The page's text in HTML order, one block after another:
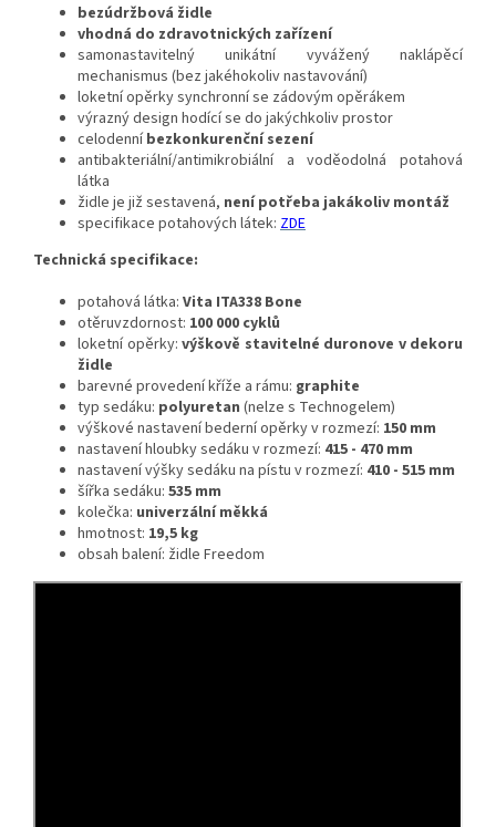
bezúdržbová židle
vhodná do zdravotnických zařízení
samonastavitelný unikátní vyvážený naklápěcí
mechanismus (bez jakéhokoliv nastavování)
loketní opěrky synchronní se zádovým opěrákem
výrazný design hodící se do jakýchkoliv prostor
celodenníbezkonkurenční sezení
antibakteriální/antimikrobiální a voděodolná potahová
látka
židle je již sestavená, není potřeba jakákoliv montáž
specifikace potahových látek: ZDE
Technická specifikace:
potahová látka: Vita ITA338 Bone
otěruvzdornost: 100 000 cyklů
loketní opěrky: výškově stavitelné duronove v dekoru
židle
barevné provedení kříže a rámu: graphite
typ sedáku: polyuretan (nelze s Technogelem)
výškové nastavení bederní opěrky v rozmezí: 150 mm
nastavení hloubky sedáku v rozmezí: 415 - 470 mm
nastavení výšky sedáku na pístu v rozmezí: 410 - 515 mm
šířka sedáku: 535 mm
kolečka: univerzální měkká
hmotnost: 19,5 kg
obsah balení: židle Freedom